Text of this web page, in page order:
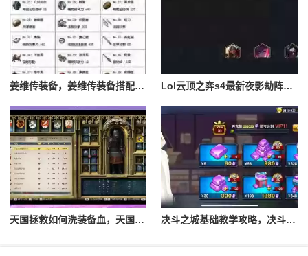
姜维传装备，姜维传装备搭配一览表最新 Lol云顶之弈s4最新夜影劫阵容搭配，云顶之奕夜影劫阵容
天国拯救如何洗装备血，天国拯救怎么洗衣服 决斗之城基础教学攻略，决斗之城教学攻略2111